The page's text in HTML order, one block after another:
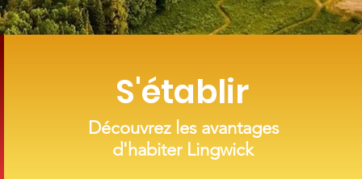
S'établir
Découvrez les avantages
d'habiter Lingwick